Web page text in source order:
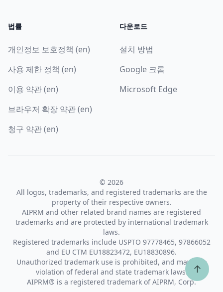
법률
개인정보 보호정책 (en)
사용 제한 정책 (en)
이용 약관 (en)
브라우저 확장 약관 (en)
청구 약관 (en)
다운로드
설치 방법
Google 크롬
Microsoft Edge
© 2026
All logos, trademarks, and registered trademarks are the
property of their respective owners.
AIPRM and other related brand names are registered
trademarks and are protected by international trademark
laws.
Registered trademarks include USPTO 97778465, 97866052
and EU CTM EU18823472, EU18830896.
Unauthorized trademark use is prohibited, and may be a
violation of federal and state trademark laws.
AIPRM® is a registered trademark of AIPRM, Corp.
↑